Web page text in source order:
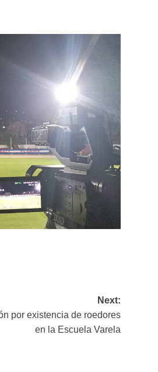
Next:
por existencia de roedores
en la Escuela Varela